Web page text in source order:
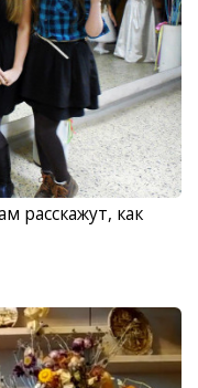
расскажут, как